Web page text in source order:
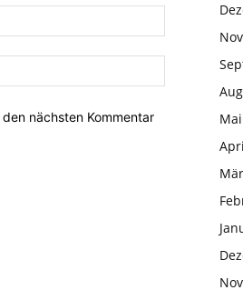
nächsten Kommentar